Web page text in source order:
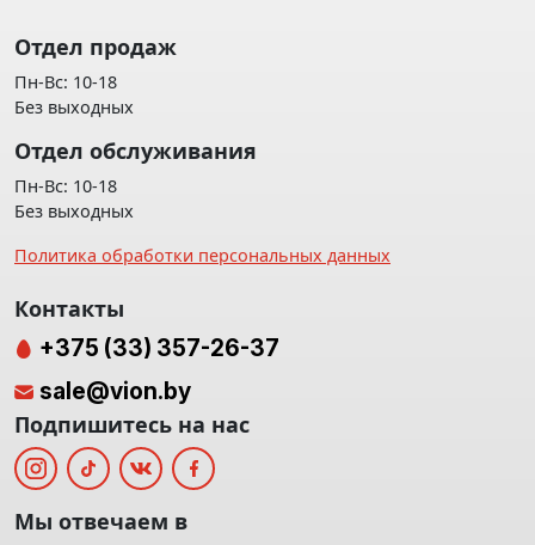
Отдел продаж
Пн-Вс: 10-18
Без выходных
Отдел обслуживания
Пн-Вс: 10-18
Без выходных
Политика обработки персональных данных
Контакты
+375 (33) 357-26-37
sale@vion.by
Подпишитесь на нас
Мы отвечаем в